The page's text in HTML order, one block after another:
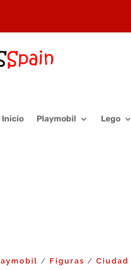
Inicio Playmobil Lego
/ Figuras /Ciudad